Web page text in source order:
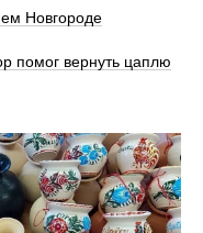
Новгороде
помог вернуть цаплю